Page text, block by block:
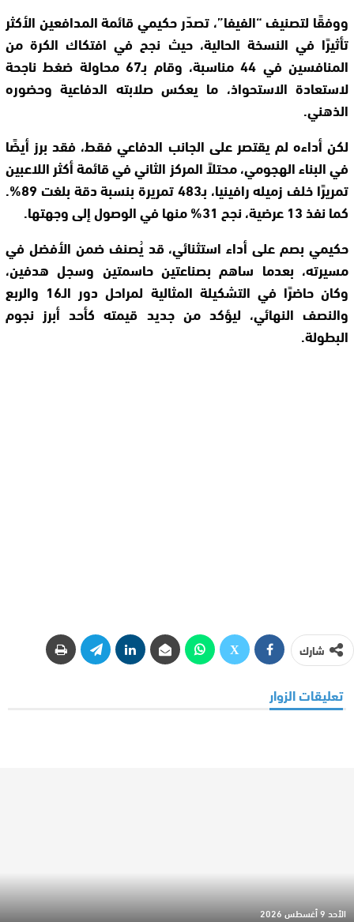
ووفقًا لتصنيف “الفيفا”، تصدّر حكيمي قائمة المدافعين الأكثر
تأثيرًا في النسخة الحالية، حيث نجح في افتكاك الكرة من
المنافسين في 44 مناسبة، وقام بـ67 محاولة ضغط ناجحة
لاستعادة الاستحواذ، ما يعكس صلابته الدفاعية وحضوره
الذهني.
لكن أداءه لم يقتصر على الجانب الدفاعي فقط، فقد برز أيضًا
في البناء الهجومي، محتلاً المركز الثاني في قائمة أكثر اللاعبين
تمريرًا خلف زميله رافينيا، بـ483 تمريرة بنسبة دقة بلغت 89%.
كما نفذ 13 عرضية، نجح 31% منها في الوصول إلى وجهتها.
حكيمي بصم على أداء استثنائي، قد يُصنف ضمن الأفضل في
مسيرته، بعدما ساهم بصناعتين حاسمتين وسجل هدفين،
وكان حاضرًا في التشكيلة المثالية لمراحل دور الـ16 والربع
والنصف النهائي، ليؤكد من جديد قيمته كأحد أبرز نجوم
البطولة.
شارك
تعليقات الزوار
الأحد 9 أغسطس 2026